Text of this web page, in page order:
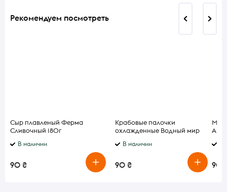
Рекомендуем посмотреть
Сыр плавленый Ферма
Сливочный 180г
В наличии
90 ₴
Крабовые палочки
охлажденные Водный мир
В наличии
90 ₴ 90